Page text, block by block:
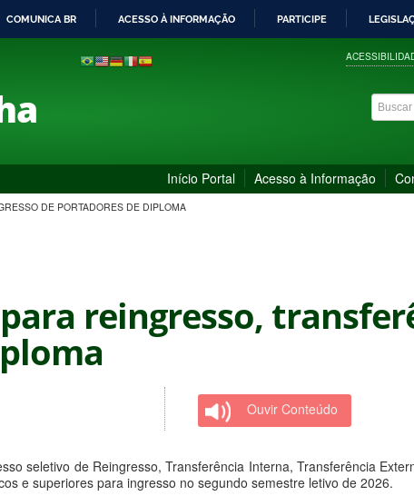
PARA
COMUNICA BR ACESSO À INFORMAÇÃO PARTICIPE
Início Portal Acesso à Informação
DE PORTADORES DE DIPLOMA
reingresso,
Ouvir Conteúdo
seletivo de Reingresso, Transferência Interna, Transferência
e superiores para ingresso no segundo semestre letivo de 2026.